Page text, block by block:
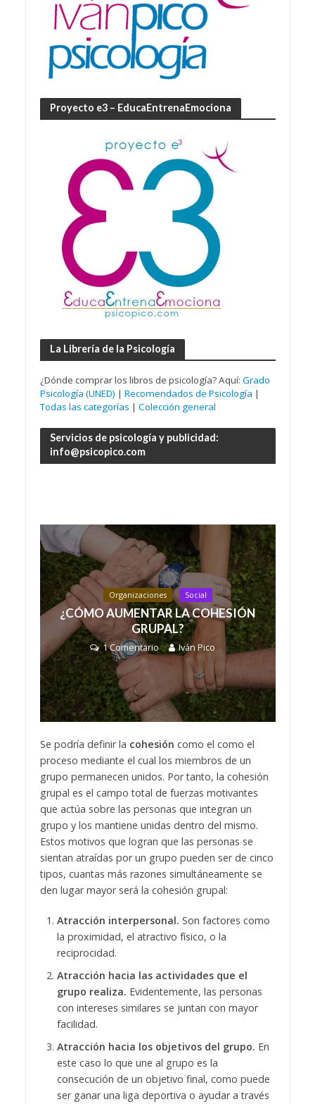
Proyecto e3 – EducaEntrenaEmociona
La Librería de la Psicología
¿Dónde comprar los libros de psicología? Aquí: Grado
Psicología (UNED) | Recomendados de Psicología |
Todas las categorías | Colección general
Servicios de psicología y publicidad:
info@psicopico.com
Organizaciones Social
¿CÓMO AUMENTAR LA COHESIÓN
GRUPAL?
1 Comentario Iván Pico
Se podría definir la cohesión como el como el
proceso mediante el cual los miembros de un
grupo permanecen unidos. Por tanto, la cohesión
grupal es el campo total de fuerzas motivantes
que actúa sobre las personas que integran un
grupo y los mantiene unidas dentro del mismo.
Estos motivos que logran que las personas se
sientan atraídas por un grupo pueden ser de cinco
tipos, cuantas más razones simultáneamente se
den lugar mayor será la cohesión grupal:
Atracción interpersonal. Son factores como
la proximidad, el atractivo físico, o la
reciprocidad.
Atracción hacia las actividades que el
grupo realiza. Evidentemente, las personas
con intereses similares se juntan con mayor
facilidad.
Atracción hacia los objetivos del grupo. En
este caso lo que une al grupo es la
consecución de un objetivo final, como puede
ser ganar una liga deportiva o ayudar a través